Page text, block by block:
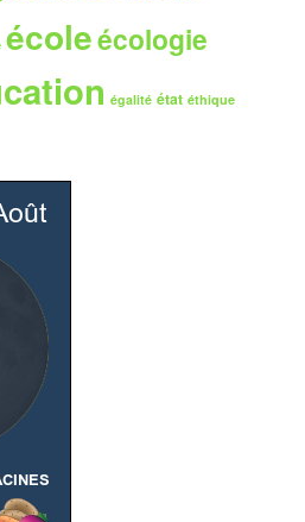
écoleécologie
égalité état éthique